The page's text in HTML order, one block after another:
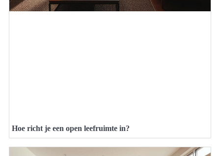
Hoe richt je een open leefruimte in?